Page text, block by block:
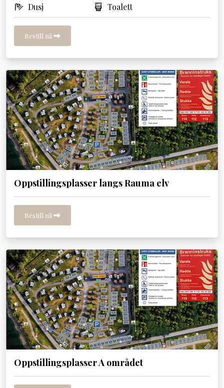
Dusj
Toalett
Bestill nå
Oppstillingsplasser langs Rauma elv
Bestill nå
Oppstillingsplasser A området